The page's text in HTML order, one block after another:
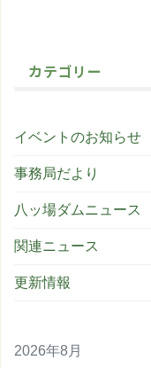
カテゴリー
イベントのお知らせ
事務局だより
八ッ場ダムニュース
関連ニュース
更新情報
2026年8月